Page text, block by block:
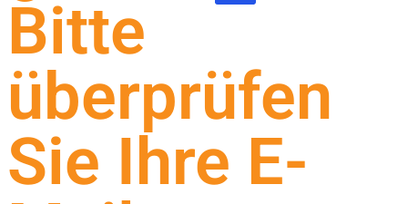
Bitte
überprüfen
Sie Ihre E-